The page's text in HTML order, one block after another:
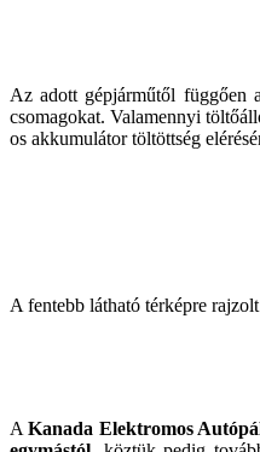
Az adott gépjárműtől függően
csomagokat. Valamennyi
os akkumulátor töltöttség
A fentebb látható térképre
AKanada Elektromos